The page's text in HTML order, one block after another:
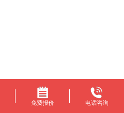
免费报价 电话咨询